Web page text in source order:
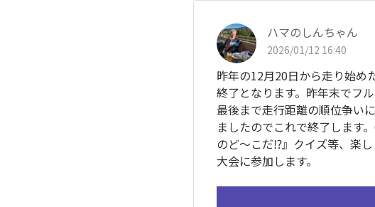
ハマのしんちゃん
2026/01/12 16:40
昨年の12月20日から走り始め
終了となります。昨年末でフ
最後まで走行距離の順位争い
ましたのでこれで終了します
のど〜こだ⁉️』クイズ等、楽
大会に参加します。